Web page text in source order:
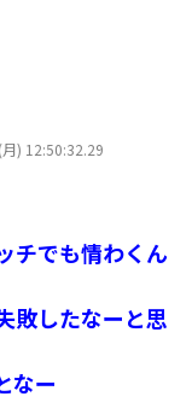
) 12:50:32.29
チでも情わくん
敗したなーと思
なー